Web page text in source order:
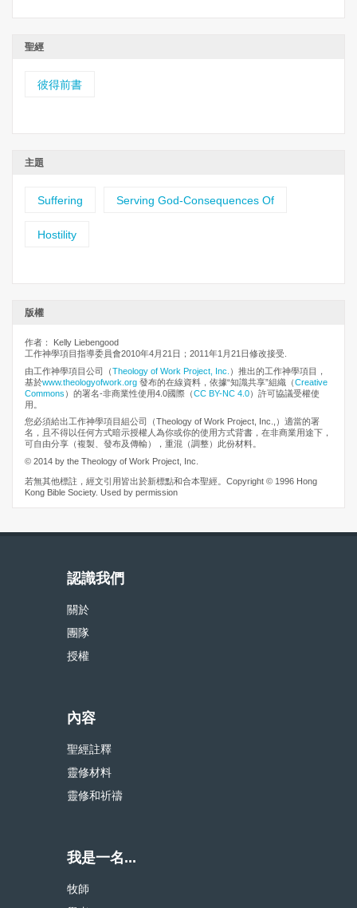
聖經
彼得前書
主題
Suffering Serving God-Consequences Of
Hostility
版權
作者： Kelly Liebengood
工作神學項目指導委員會2010年4月21日；2011年1月21日修改接受.
由工作神學項目公司（Theology of Work Project, Inc. ）推出的工作神學項目，
基於www.theologyofwork.org 發布的在線資料，依據“知識共享”組織（Creative
Commons ）的署名-非商業性使用4.0國際（CC BY-NC 4.0）許可協議受權使
用。
您必須給出工作神學項目組公司（Theology of Work Project, Inc.,）適當的署
名，且不得以任何方式暗示授權人為你或你的使用方式背書，在非商業用途下，
可自由分享（複製、發布及傳輸），重混（調整）此份材料。
© 2014 by the Theology of Work Project, Inc.
若無其他標註，經文引用皆出於新標點和合本聖經。Copyright © 1996 Hong
Kong Bible Society. Used by permission
認識我們
關於
團隊
授權
內容
聖經註釋
靈修材料
靈修和祈禱
我是一名...
牧師